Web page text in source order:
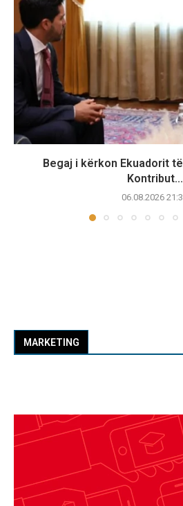
Begaj i kërkon Ekuadorit
Kontribut...
06.08.2026
MARKETING